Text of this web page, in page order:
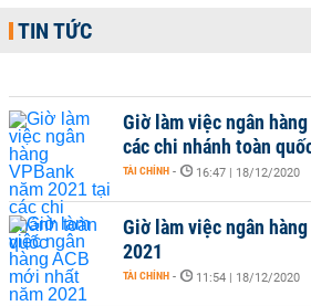
TIN TỨC
Giờ làm việc ngân
các chi nhánh toàn
TÀI CHÍNH - 16:47 | 18/12/2020
Giờ làm việc ngân
2021
TÀI CHÍNH - 11:54 | 18/12/2020